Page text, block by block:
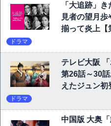
「大追跡」
見者の望月
揃って炎上【
ドラマ
テレビ大阪
第26話～30
えたジュン初
ドラマ
中国版 大奥